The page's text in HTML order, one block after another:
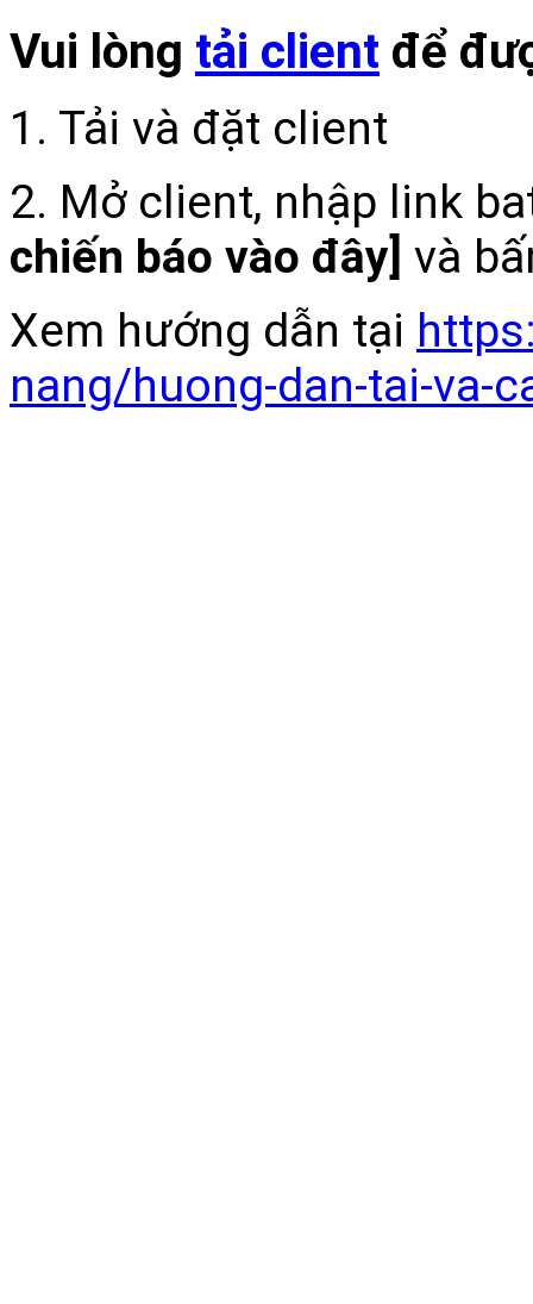
Vui lòng tải client để
1. Tải và đặt client
2. Mở client, nhập link
chiến báo vào đây] và
Xem hướng dẫn tại
nang/huong-dan-tai-va-